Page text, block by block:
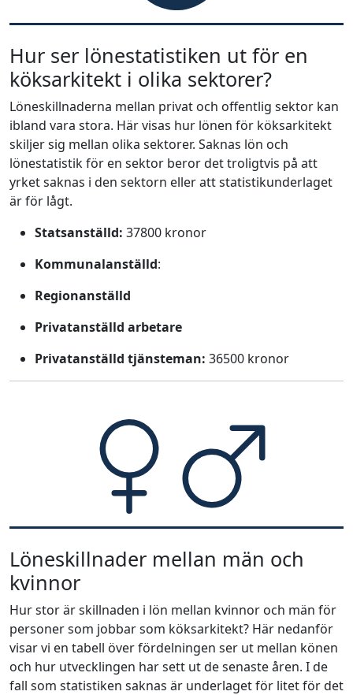
Hur ser lönestatistiken ut för en
köksarkitekt i olika sektorer?
Löneskillnaderna mellan privat och offentlig sektor kan
ibland vara stora. Här visas hur lönen för köksarkitekt
skiljer sig mellan olika sektorer. Saknas lön och
lönestatistik för en sektor beror det troligtvis på att
yrket saknas i den sektorn eller att statistikunderlaget
är för lågt.
Statsanställd: 37800 kronor
Kommunalanställd:
Regionanställd
Privatanställd arbetare
Privatanställd tjänsteman: 36500 kronor
Löneskillnader mellan män och
kvinnor
Hur stor är skillnaden i lön mellan kvinnor och män för
personer som jobbar som köksarkitekt? Här nedanför
visar vi en tabell över fördelningen ser ut mellan könen
och hur utvecklingen har sett ut de senaste åren. I de
fall som statistiken saknas är underlaget för litet för det